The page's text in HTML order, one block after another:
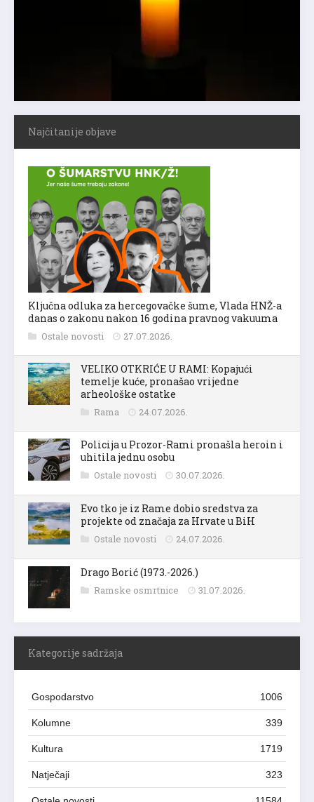
Najčitanije objave
Ključna odluka za hercegovačke šume, Vlada HNŽ-a
danas o zakonu nakon 16 godina pravnog vakuuma
Ostale novosti 27.07.2026.
VELIKO OTKRIĆE U RAMI: Kopajući
temelje kuće, pronašao vrijedne
arheološke ostatke
Rama 24.07.2026.
Policija u Prozor-Rami pronašla heroin i
uhitila jednu osobu
Ostale novosti 30.07.2026.
Evo tko je iz Rame dobio sredstva za
projekte od značaja za Hrvate u BiH
Ostale novosti 24.07.2026.
Drago Borić (1973.-2026.)
Ramske osmrtnice 31.07.2026.
Kategorije sadržaja
Gospodarstvo 1006
Kolumne 339
Kultura 1719
Natječaji 323